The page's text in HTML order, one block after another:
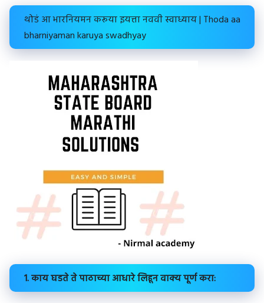
थोडं आ भारनियमन करूया इयत्ता नववी स्वाध्याय | Thoda aa
bharniyaman karuya swadhyay
1. काय घडते ते पाठाच्या आधारे लिहून वाक्य पूर्ण करा: